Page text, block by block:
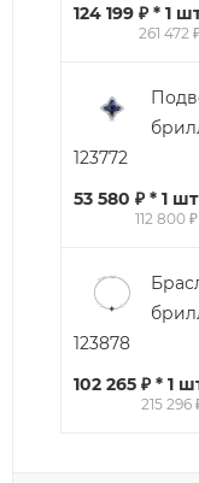
124 199 ₽ * 1
261 472
123772
53 580 ₽ * 1 шт
112 800 ₽
123878
102 265 ₽ * 1
215 296